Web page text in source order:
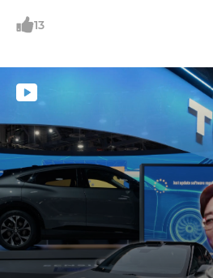
력을 온전히 유지한 '인지 엘리트cognitive
13